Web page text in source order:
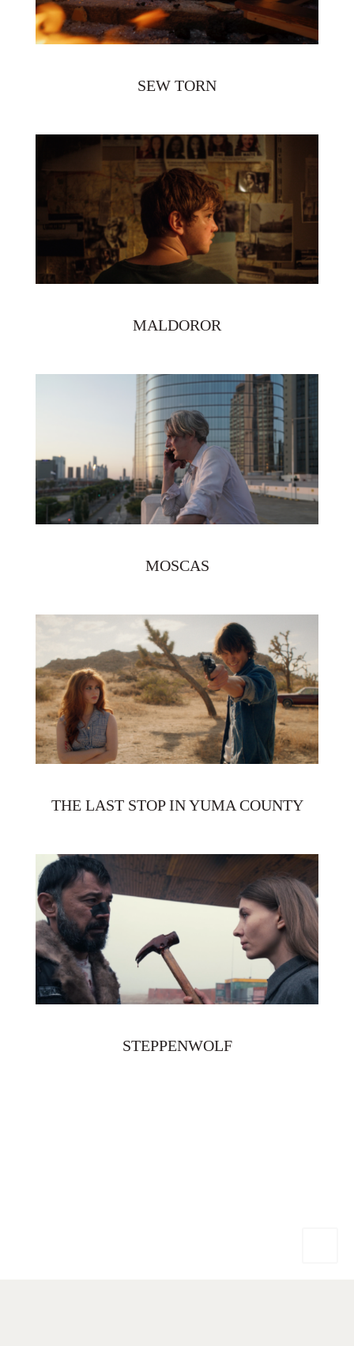
SEW TORN
MALDOROR
MOSCAS
THE LAST STOP IN YUMA COUNTY
STEPPENWOLF